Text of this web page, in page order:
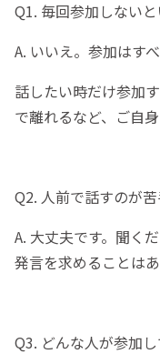
Q1. 毎回参加しない
A. いいえ。参加はすべ
話したい時だけ参加
で離れるなど、ご自
Q2. 人前で話すのが
A. 大丈夫です。聞く
発言を求めることはあ
Q3. どんな人が参加